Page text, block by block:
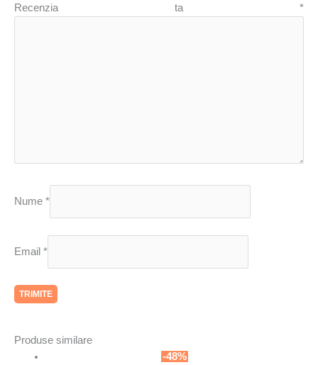
Recenzia ta *
Nume *
Email *
Produse similare
-48%